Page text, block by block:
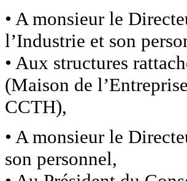
• A monsieur le
l’Industrie et son
• Aux structures
(Maison de
CCTH),
• A monsieur le
son personnel,